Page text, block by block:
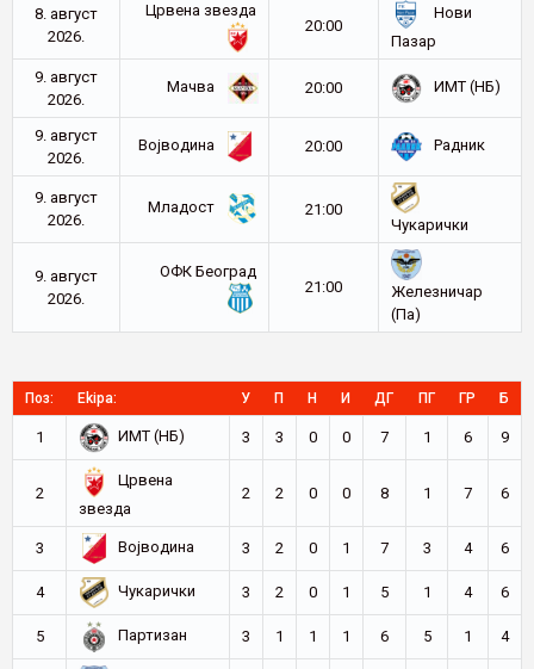
8. август
2026.
Црвена звезда
20:00
Нови
Пазар
9. август
2026.
Мачва 20:00 ИМТ (НБ)
9. август
2026.
Војводина 20:00 Радник
9. август
2026.
Младост
21:00
Чукарички
9. август
2026.
ОФК Београд
21:00
Железничар
(Па)
Поз: Ekipa: У П Н И ДГ ПГ ГР Б
1 ИМТ (НБ) 3 3 0 0 7 1 6 9
2
Црвена
звезда
2 2 0 0 8 1 7 6
3 Војводина 3 2 0 1 7 3 4 6
4 Чукарички 3 2 0 1 5 1 4 6
5 Партизан 3 1 1 1 6 5 1 4